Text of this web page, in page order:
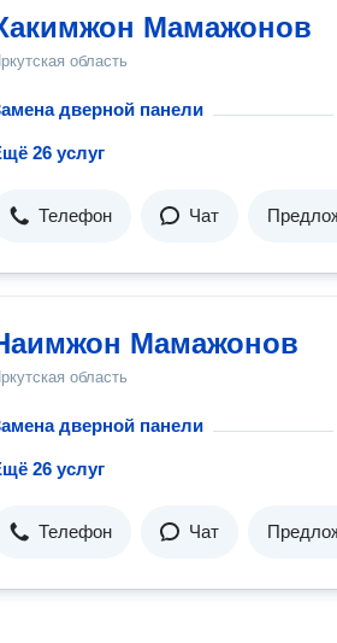
Мамажонов
область
дверной панели
26 услуг
Телефон Чат
Мамажонов
область
дверной панели
26 услуг
Телефон Чат